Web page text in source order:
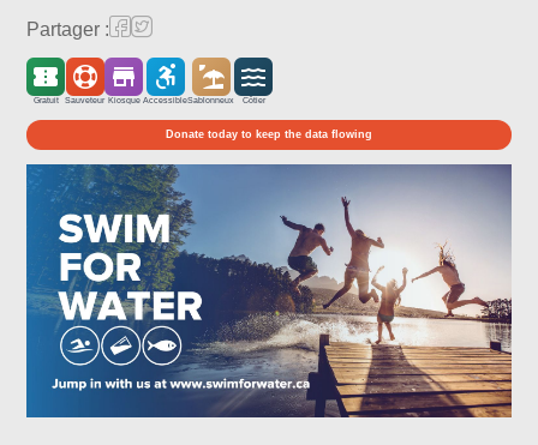
Partager :
Gratuit Sauveteur Kiosque AccessibleSablonneux Côtier
Donate today to keep the data flowing